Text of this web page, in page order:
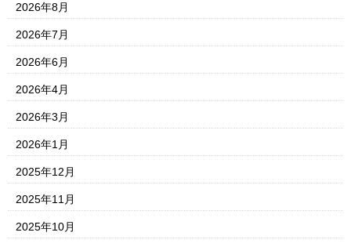
2026年8月
2026年7月
2026年6月
2026年4月
2026年3月
2026年1月
2025年12月
2025年11月
2025年10月